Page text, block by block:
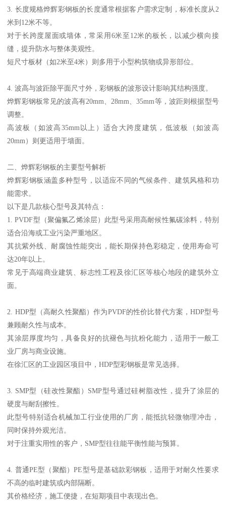
3. 长度规格烨辉彩钢板的长度通常根据客户需求定制，标准长度从2
米到12米不等。
对于长跨度屋面或墙体，常采用6米至12米的板长，以减少横向接
缝，提升防水与整体美观性。
短尺寸板材（如2米至4米）则多用于小型构筑物或异形部位。
4. 波高与波距除平面尺寸外，彩钢板的波形设计影响其结构强度。
烨辉彩钢板常见的波高有20mm、28mm、35mm等，波距则根据型号
调整。
高波板（如波高35mm以上）适合大跨度建筑，低波板（如波高
20mm）则更适用于墙面。
二、烨辉彩钢板的主要型号解析
烨辉彩钢板涵盖多种型号，以适应不同的气候条件、建筑风格和功
能需求。
以下是几款核心型号及其特点：
1. PVDF型（聚偏氟乙烯涂层）此型号采用高耐候性氟碳涂料，特别
适合沿海或工业污染严重地区。
其抗紫外线、耐腐蚀性能突出，能长期保持色彩稳定，使用寿命可
达20年以上。
常见于高端商业建筑、标志性工程及徐汇区等核心地段的建筑外立
面。
2. HDP型（高耐久性聚酯）作为PVDF的性价比替代方案，HDP型号
兼顾耐久性与成本。
其涂层厚度均匀，具备良好的抗褪色与抗粉化能力，适用于一般工
业厂房与商业设施。
在徐汇区的工业园区项目中，HDP型彩钢板是常见选择。
3. SMP型（硅改性聚酯）SMP型号通过硅树脂改性，提升了涂层的
硬度与耐刮擦性。
此型号特别适合机械加工行业使用的厂房，能抵抗轻微物理冲击，
同时保持外观光洁。
对于注重实用性的客户，SMP型往往能平衡性能与预算。
4. 普通PE型（聚酯）PE型号是基础款彩钢板，适用于对耐久性要求
不高的临时建筑或内部隔断。
其价格经济，施工便捷，在短期项目中表现出色。